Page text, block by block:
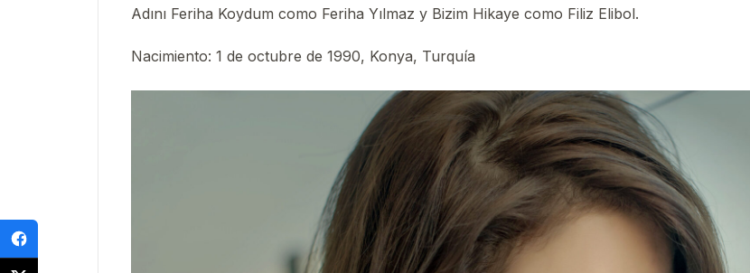
Adını Feriha Koydum como Feriha Yılmaz y Bizim Hikaye como Filiz Elibol.
Nacimiento: 1 de octubre de 1990, Konya, Turquía